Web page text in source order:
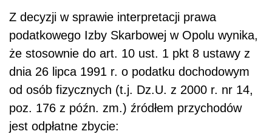
Z decyzji w sprawie interpretacji prawa
podatkowego Izby Skarbowej w Opolu wynika,
że stosownie do art. 10 ust. 1 pkt 8 ustawy z
dnia 26 lipca 1991 r. o podatku dochodowym
od osób fizycznych (t.j. Dz.U. z 2000 r. nr 14,
poz. 176 z późn. zm.) źródłem przychodów
jest odpłatne zbycie: